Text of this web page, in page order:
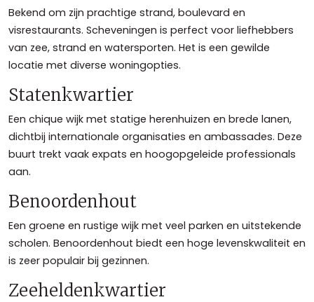
Bekend om zijn prachtige strand, boulevard en
visrestaurants. Scheveningen is perfect voor liefhebbers
van zee, strand en watersporten. Het is een gewilde
locatie met diverse woningopties.
Statenkwartier
Een chique wijk met statige herenhuizen en brede lanen,
dichtbij internationale organisaties en ambassades. Deze
buurt trekt vaak expats en hoogopgeleide professionals
aan.
Benoordenhout
Een groene en rustige wijk met veel parken en uitstekende
scholen. Benoordenhout biedt een hoge levenskwaliteit en
is zeer populair bij gezinnen.
Zeeheldenkwartier